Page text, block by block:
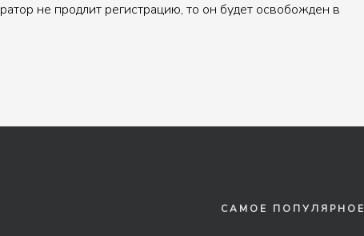
не продлит регистрацию, то он будет освобожден в
САМОЕ ПОПУЛЯРНОЕ